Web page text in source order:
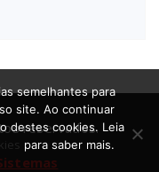
reservados.
semelhantes para
site. Ao continuar
destes cookies. Leia
para saber mais.